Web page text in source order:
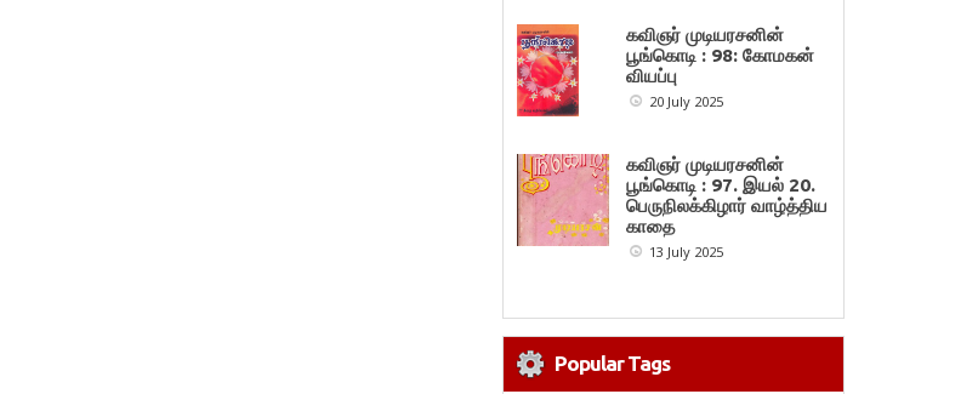
கவிஞர் முடியரசனின்
பூங்கொடி : 98: கோமகன்
வியப்பு
20 July 2025
கவிஞர் முடியரசனின்
பூங்கொடி : 97. இயல் 20.
பெருநிலக்கிழார் வாழ்த்திய
காதை
13 July 2025
Popular Tags